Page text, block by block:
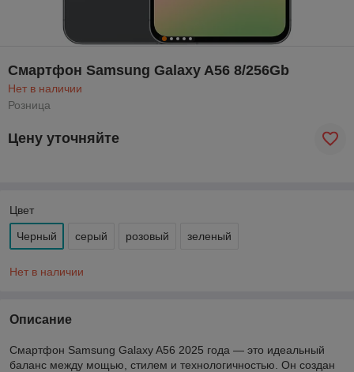
Смартфон Samsung Galaxy A56 8/256Gb
Нет в наличии
Розница
Цену уточняйте
Цвет
Черный серый розовый зеленый
Нет в наличии
Описание
Смартфон Samsung Galaxy A56 2025 года — это идеальный
баланс между мощью, стилем и технологичностью. Он создан